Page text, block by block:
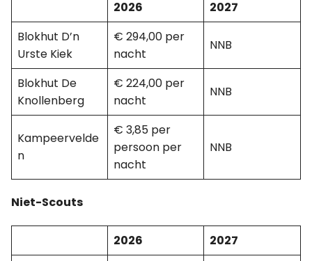
2026
2027
Blokhut D’n
Urste Kiek
€ 294,00 per
nacht
NNB
Blokhut De
Knollenberg
€ 224,00 per
nacht
NNB
Kampeervelde
n
€ 3,85 per
persoon per
nacht
NNB
Niet-Scouts
2026
2027